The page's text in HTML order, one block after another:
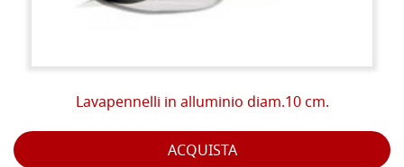
Lavapennelli in alluminio diam.10 cm.
ACQUISTA